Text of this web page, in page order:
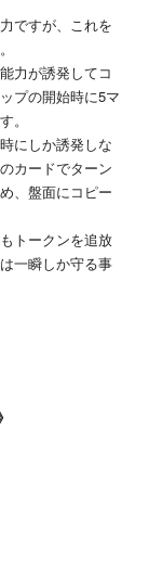
ですが、これを
力が誘発してコ
プの開始時に5マ
。
にしか誘発しな
カードでターン
、盤面にコピー
トークンを追放
一瞬しか守る事